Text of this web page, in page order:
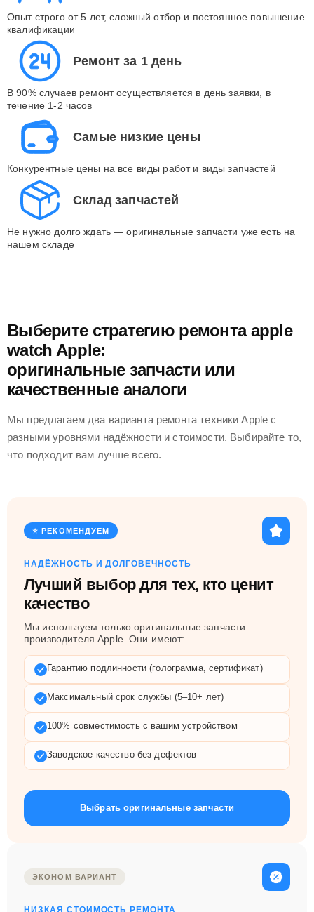
Опыт строго от 5 лет, сложный отбор и постоянное повышение
квалификации
Ремонт за 1 день
В 90% случаев ремонт осуществляется в день заявки, в
течение 1-2 часов
Самые низкие цены
Конкурентные цены на все виды работ и виды запчастей
Склад запчастей
Не нужно долго ждать — оригинальные запчасти уже есть на
нашем складе
Выберите стратегию ремонта apple
watch Apple:
оригинальные запчасти или
качественные аналоги
Мы предлагаем два варианта ремонта техники Apple с
разными уровнями надёжности и стоимости. Выбирайте то,
что подходит вам лучше всего.
⭐ РЕКОМЕНДУЕМ
НАДЁЖНОСТЬ И ДОЛГОВЕЧНОСТЬ
Лучший выбор для тех, кто ценит
качество
Мы используем только оригинальные запчасти
производителя Apple. Они имеют:
Гарантию подлинности (голограмма, сертификат)
Максимальный срок службы (5–10+ лет)
100% совместимость с вашим устройством
Заводское качество без дефектов
Выбрать оригинальные запчасти
ЭКОНОМ ВАРИАНТ
НИЗКАЯ СТОИМОСТЬ РЕМОНТА